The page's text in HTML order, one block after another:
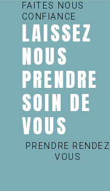
FAITES NOUS
CONFIANCE
LAISSEZ
NOUS
PRENDRE
SOIN DE
VOUS
PRENDRE RENDEZ
VOUS